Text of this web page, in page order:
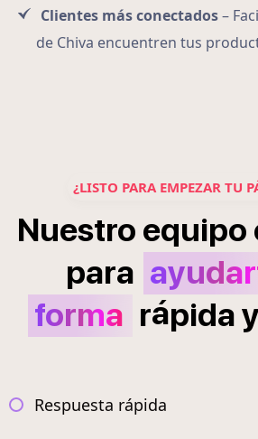
Clientes más conectados–
de Chiva encuentren tus
¿LISTO PARA EMPEZAR TU
Nuestro equipo
para
forma rápiday
Respuesta rápida